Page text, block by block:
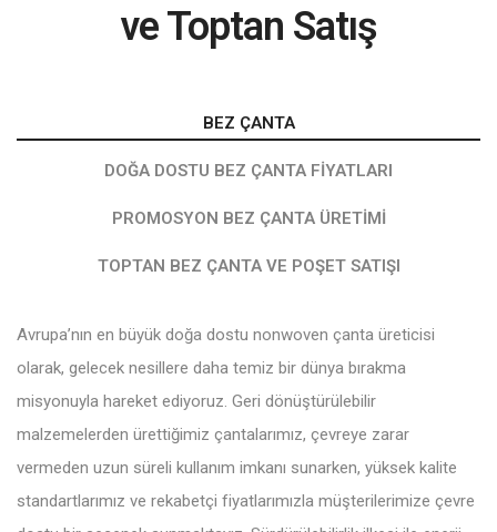
ve Toptan Satış
BEZ ÇANTA
DOĞA DOSTU BEZ ÇANTA FIYATLARI
PROMOSYON BEZ ÇANTA ÜRETIMI
TOPTAN BEZ ÇANTA VE POŞET SATIŞI
Avrupa’nın en büyük doğa dostu nonwoven çanta üreticisi
olarak, gelecek nesillere daha temiz bir dünya bırakma
misyonuyla hareket ediyoruz. Geri dönüştürülebilir
malzemelerden ürettiğimiz çantalarımız, çevreye zarar
vermeden uzun süreli kullanım imkanı sunarken, yüksek kalite
standartlarımız ve rekabetçi fiyatlarımızla müşterilerimize çevre